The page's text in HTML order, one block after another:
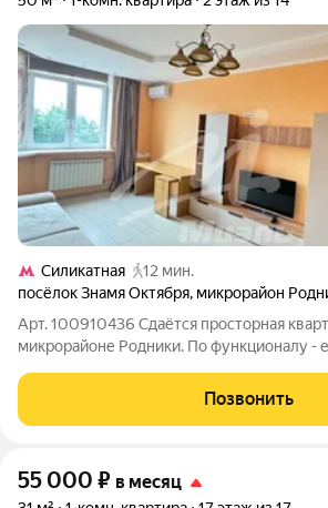
Силикатная
12 мин.
посёлок Знамя Октября, микрорайон
Арт. 100910436 Сдаётся просторная
микрорайоне Родники. По функционалу -
техникой: стиральная машина,
посудомойка, микроволновка, 2
Позвонить
55 000 ₽ в месяц